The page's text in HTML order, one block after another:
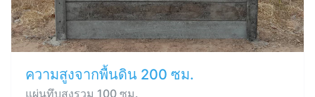
ความสูงจากพื้นดิน 200 ซม.
แผ่นทึบสูงรวม 100 ซม.